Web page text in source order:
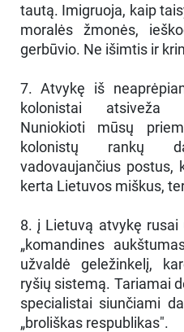
tautą. Imigruoja, kaip
moralės žmonės,
gerbūvio. Ne išimtis ir
7. Atvykę iš
kolonistai atsiveža
Nuniokioti mūsų
kolonistų rankų
vadovaujančius postus,
kerta Lietuvos miškus,
8. į Lietuvą atvykę
„komandines
užvaldė geležinkelį,
ryšių sistemą. Tariamai
specialistai siunčiami
„broliškas respublikas".